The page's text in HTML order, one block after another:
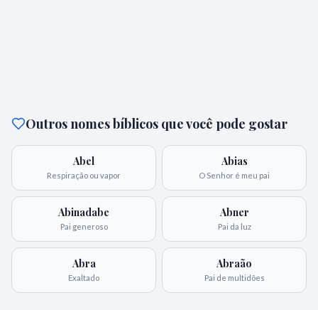
Outros nomes bíblicos que você pode gostar
Abel
Respiração ou vapor
Abias
O Senhor é meu pai
Abinadabe
Pai generoso
Abner
Pai da luz
Abra
Exaltado
Abraão
Pai de multidões